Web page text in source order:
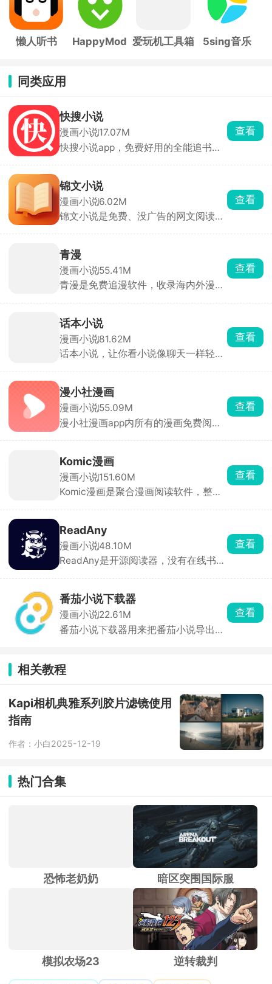
懒人听书 HappyMod 爱玩机工具箱 5sing音乐
同类应用
快搜小说
漫画小说17.07M
快搜小说app，免费好用的全能追书阅
习惯。丰富护眼模式、多款背景色自由
选择，兼顾阅读舒适与用眼健康，操作
简单便捷，是日常追文看书的绝佳选
择。
查看
锦文小说
漫画小说6.02M
锦文小说是免费、没广告的网文阅读
能随便看。阅读时能随便调字体、背
景，还有夜间模式，也能导入自己的
TXT。书架能自动存进度，多设备同
步。
查看
青漫
漫画小说55.41M
青漫是免费追漫软件，收录海内外漫
准搜漫画名字。看漫画支持开弹幕，边
看剧情和其他漫友实时吐槽互动，沉浸
感更强。看累了还可以听广播剧放松，
随时随地享受娱乐内容。
查看
话本小说
漫画小说81.62M
话本小说，让你看小说像聊天一样轻
动。支持读者在评论区以角色身份发
言，与作者实时交流。涵盖言情、玄
幻、武侠、科幻等主流题材，同时聚焦
明星同人、影视同人等，推出专题合集
作品有效字数达1万字、累计更新7天且
日更1000字即可签约，审核通过后收
益可提现至微信。包括广告分成、打赏
分成（作者获80%）、会员订阅分成
查看
漫小社漫画
漫画小说55.09M
漫小社漫画app内所有的漫画免费阅
量作品，按照热血、恋爱、悬疑、古
风、科幻等题材、作品上线年代做类目
划分，搭配关键词搜索、作品连载状态
标注等功能，多种翻页方式自定义等阅
容。
查看
Komic漫画
漫画小说151.60M
Komic漫画是聚合漫画阅读软件，整合
广告，自带题材分类检索、书架收藏，
日间、护眼模式随心切换，也可导入手
机本地漫画文件打开阅读。
查看
ReadAny
漫画小说48.10M
ReadAny是开源阅读器，没有在线书
专业名词、梳理小说人物关系，生成人
物关系图、章节梗概。描述剧情要点就
能定位对应段落，比普通阅读器检索好
用很多。
查看
番茄小说下载器
漫画小说22.61M
番茄小说下载器用来把番茄小说导出为
名，直接整本导出文件，拷到 Kindle、
手机阅读器离线随便看，可以选择整本
会出现章节错乱、缺章漏字的情况。
查看
相关教程
Kapi相机典雅系列胶片滤镜使用
指南
作者：小白2025-12-19
热门合集
恐怖老奶奶 暗区突围国际服
模拟农场23 逆转裁判